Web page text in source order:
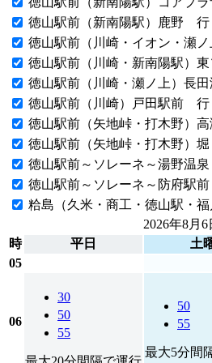
徳山駅前（新南陽駅）鹿野 行
徳山駅前（川崎・イオン・瀬
徳山駅前（川崎・新南陽駅）
徳山駅前（川崎・瀬ノ上）長
徳山駅前（川崎）戸田駅前 行
徳山駅前（矢地峠・打木野）
徳山駅前（矢地峠・打木野）
徳山駅前～ソレーネ～湯野温
徳山駅前～ソレーネ～防府駅
粭島（久米・商工・徳山駅・
2026年8月6
時
平日 土
05
06
30
50
55
50
55
最大5分間